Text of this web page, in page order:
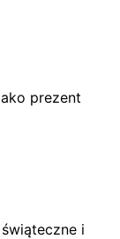
prezent
i